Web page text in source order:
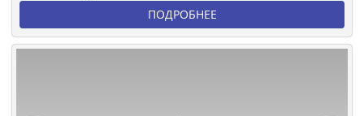
ПОДРОБНЕЕ